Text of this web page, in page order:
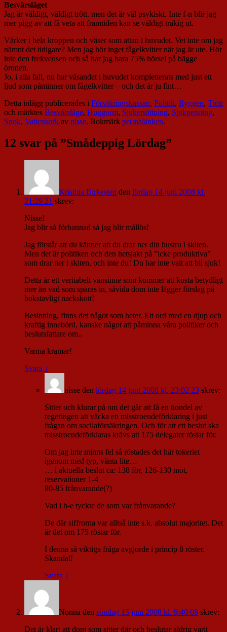
Besvärsläget
Jag är väldigt, väldigt trött. men det är väl psykiskt. Inte f-n blir jag
mer pigg av att få veta att framtiden kan se väldigt tråkig ut.
Värker i hela kroppen och väser som attan i huvudet. Vet inte om jag
nämnt det tidigare? Men jag hör inget fågelkvitter när jag är ute. Hör
inte den frekvensen och så har jag bara 75% hörsel på bägge
öronen.
Jo, i alla fall, nu har väsandet i huvudet kompletterats med just ett
ljud som påminner om fågelkvitter – och det är ju fint…
Detta inlägg publicerades i Försäkringskassan, Politik, Ryggen, Trött
och märktes Besvärsläge, Huggorm, Sjukersättning, Sjukpenning,
Snok, Vattensork av nisse. Bokmärk permalänken.
12 svar på ”Smådeppig Lördag”
Kristina Birkesten den lördag 14 juni 2008 kl.
21:29 21 skrev:
Nisse!
Jag blir så förbannad så jag blir mållös!
Jag förstår att du känner att du drar ner din hustru i skiten.
Men det är politiken och den hetsjakt på ”icke produktiva”
som drar ner i skiten, och inte du! Du har inte valt att bli sjuk!
Detta är ett veritabelt vansinne som kommer att kosta betydligt
mer än vad som sparas in, såvida dom inte lägger förslag på
bokstavligt nackskott!
Besinning, finns det något som heter. Ett ord med en djup och
kraftig innebörd, kanske något att påminna våra politiker och
beslutsfattare om..
Varma kramar!
Svara ↓
nisse den lördag 14 juni 2008 kl. 23:02 23 skrev:
Sitter och klurar på om det går att få en tiondel av
regeringen att väcka en misstroendeförklaring i just
frågan om socilaförsäkringen. Och för att ett beslut ska
misstroendeförklaras krävs att 175 delegater röstar för.
Om jag inte minns fel så röstades det här tokeriet
igenom med typ, vänta lite…
… i aktuella beslut ca: 138 för, 126-130 mot,
reservationer 1-4
80-85 frånvarande(?)
Vad i h-e tyckte de som var frånvarande?
De där siffrorna var alltså inte s.k. absolut majoritet. Det
är det om 175 röstar för.
I denna så viktiga fråga avgjorde i princip 8 röster.
Skandal!
Svara ↓
Nonna den söndag 15 juni 2008 kl. 9:40 09 skrev:
Det är klart att dom som sitter där och beslutar aldrig varit